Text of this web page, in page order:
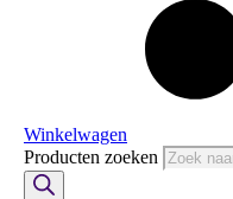
Winkelwagen
Producten zoeken